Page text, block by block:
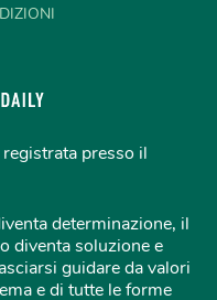
presso il
determinazione, il
diventa soluzione e
guidare da valori
e di tutte le forme